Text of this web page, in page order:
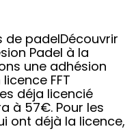
de padelDécouvrir
Padel à la
une adhésion
FFT
déja licencié
à 57€. Pour les
ont déjà la licence,